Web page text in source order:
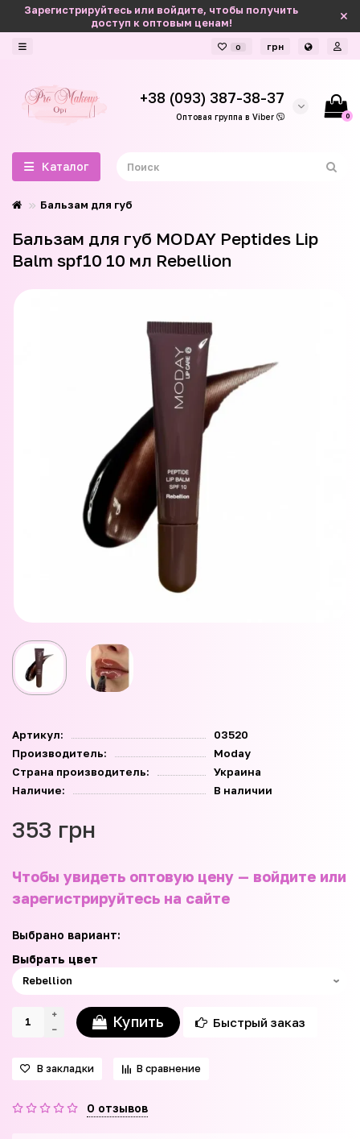
Зарегистрируйтесь или войдите, чтобы получить
доступ к оптовым ценам!
0 грн
+38 (093) 387-38-37
Оптовая группа в Viber 0
Каталог
Бальзам для губ
Бальзам для губ MODAY Peptides Lip
Balm spf10 10 мл Rebellion
Артикул:
03520
Производитель:
Moday
Страна производитель:
Украина
Наличие:
В наличии
353 грн
Чтобы увидеть оптовую цену — войдите или
зарегистрируйтесь на сайте
Выбрано вариант:
Выбрать цвет
Купить Быстрый заказ
В закладки В сравнение
0 отзывов